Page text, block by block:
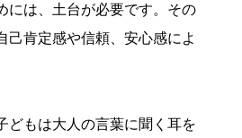
には、土台が必要です。その
己肯定感や信頼、安心感によ
どもは大人の言葉に聞く耳を